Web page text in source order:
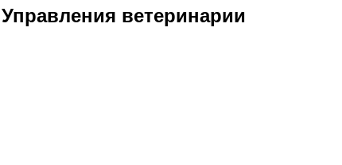
ветеринарии